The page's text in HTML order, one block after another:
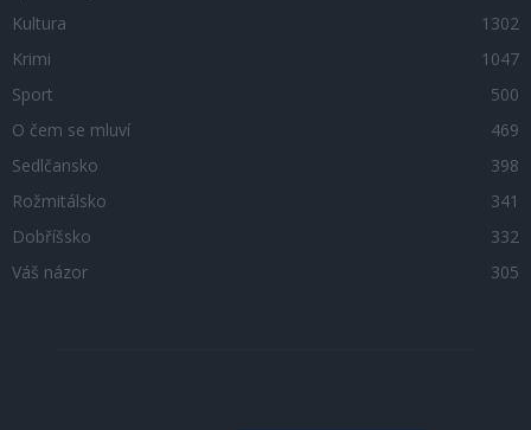
Kultura
1302
Krimi
1047
Sport
500
O čem se mluví
469
Sedlčansko
398
Rožmitálsko
341
Dobříšsko
332
Váš názor
305